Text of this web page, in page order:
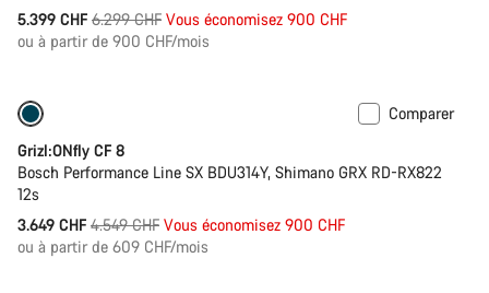
5.399 CHF Prix
6.299 CHF Vous économisez 900 CHF
ou à partir de 900 CHF/mois
Comparer
Grizl:ONfly CF 8
Bosch Performance Line SX BDU314Y, Shimano GRX RD-RX822
12s
3.649 CHF Prix
4.549 CHF Vous économisez 900 CHF
ou à partir de 609 CHF/mois